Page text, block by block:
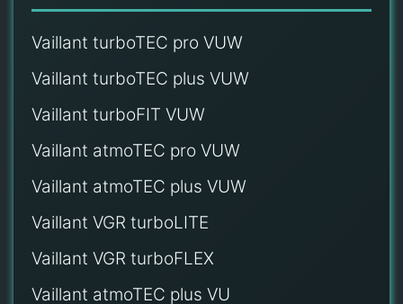
Vaillant turboTEC pro VUW
Vaillant turboTEC plus VUW
Vaillant turboFIT VUW
Vaillant atmoTEC pro VUW
Vaillant atmoTEC plus VUW
Vaillant VGR turboLITE
Vaillant VGR turboFLEX
Vaillant atmoTEC plus VU